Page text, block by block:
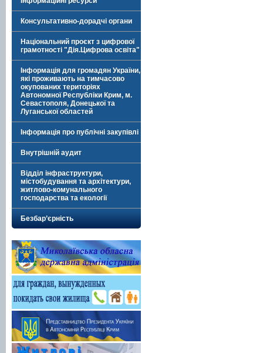
Консультативно-дорадчі органи
Національний проєкт з цифрової
грамотності "Дія.Цифрова освіта"
Інформація для громадян України,
які проживають на тимчасово
окупованих територіях
Автономної Республіки Крим, м.
Севастополя, Донецької та
Луганської областей
Інформація про публічні закупівлі
Внутрішній аудит
Відділ інфраструктури,
містобудування та архітектури,
житлово-комунального
господарства та екології
Безбар’єрність